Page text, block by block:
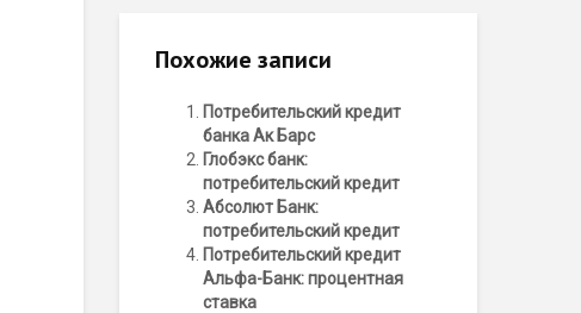
Похожие записи
Потребительский кредит
банка Ак Барс
Глобэкс банк:
потребительский кредит
Абсолют Банк:
потребительский кредит
Потребительский кредит
Альфа-Банк: процентная
ставка